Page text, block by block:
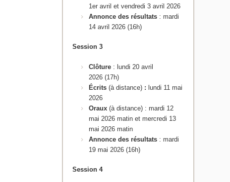
1er avril et vendredi 3 avril 2026
Annonce des résultats: mardi
14 avril 2026 (16h)
Session 3
Clôture: lundi 20 avril
2026 (17h)
Écrits (à distance): lundi 11 mai
2026
Oraux(à distance) : mardi 12
mai 2026 matin et mercredi 13
mai 2026 matin
Annonce des résultats: mardi
19 mai 2026 (16h)
Session 4